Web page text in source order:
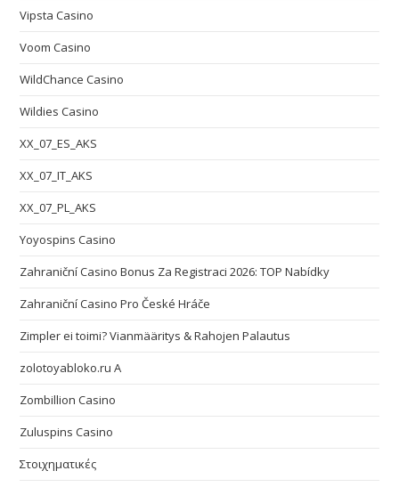
Vipsta Casino
Voom Casino
WildChance Casino
Wildies Casino
XX_07_ES_AKS
XX_07_IT_AKS
XX_07_PL_AKS
Yoyospins Casino
Zahraniční Casino Bonus Za Registraci 2026: TOP Nabídky
Zahraniční Casino Pro České Hráče
Zimpler ei toimi? Vianmääritys & Rahojen Palautus
zolotoyabloko.ru A
Zombillion Casino
Zuluspins Casino
Στοιχηματικές